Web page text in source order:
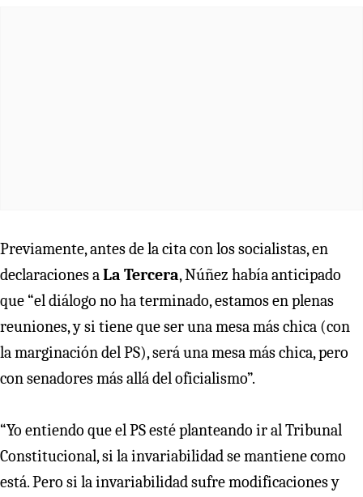
Previamente, antes de la cita con los socialistas, en
declaraciones aLa Tercera, Núñez había anticipado
que “el diálogo no ha terminado, estamos en plenas
reuniones, y si tiene que ser una mesa más chica (con
la marginación del PS), será una mesa más chica, pero
con senadores más allá del oficialismo”.
“Yo entiendo que el PS esté planteando ir al Tribunal
Constitucional, si la invariabilidad se mantiene como
está. Pero si la invariabilidad sufre modificaciones y